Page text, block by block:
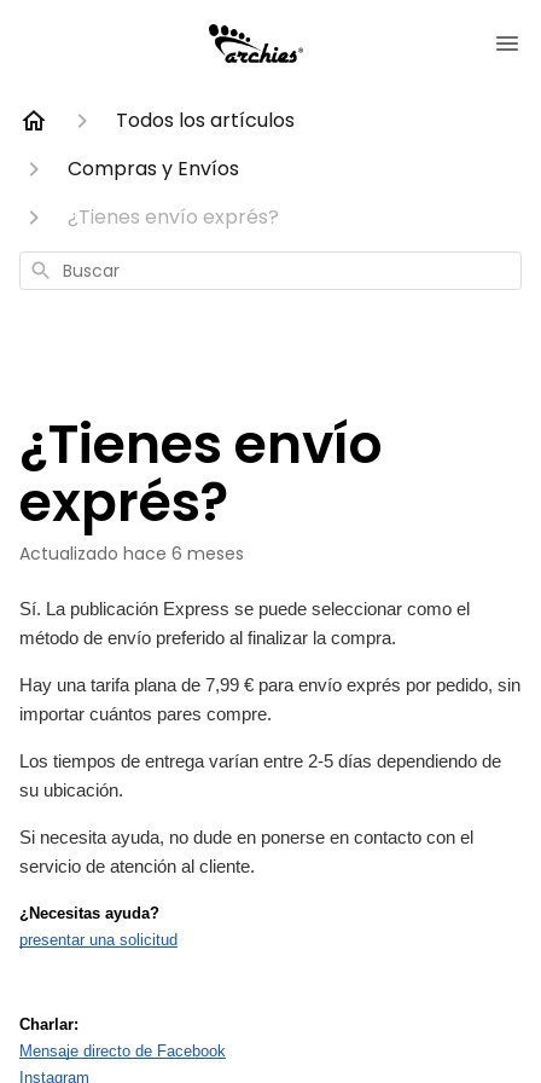
Todos los artículos
Compras y Envíos
¿Tienes envío exprés?
Buscar
¿Tienes envío
exprés?
Actualizado hace 6 meses
Sí. La publicación Express se puede seleccionar como el
método de envío preferido al finalizar la compra.
Hay una tarifa plana de 7,99 € para envío exprés por pedido, sin
importar cuántos pares compre.
Los tiempos de entrega varían entre 2-5 días dependiendo de
su ubicación.
Si necesita ayuda, no dude en ponerse en contacto con el
servicio de atención al cliente.
¿Necesitas ayuda?
presentar una solicitud
Charlar:
Mensaje directo de Facebook
Instagram